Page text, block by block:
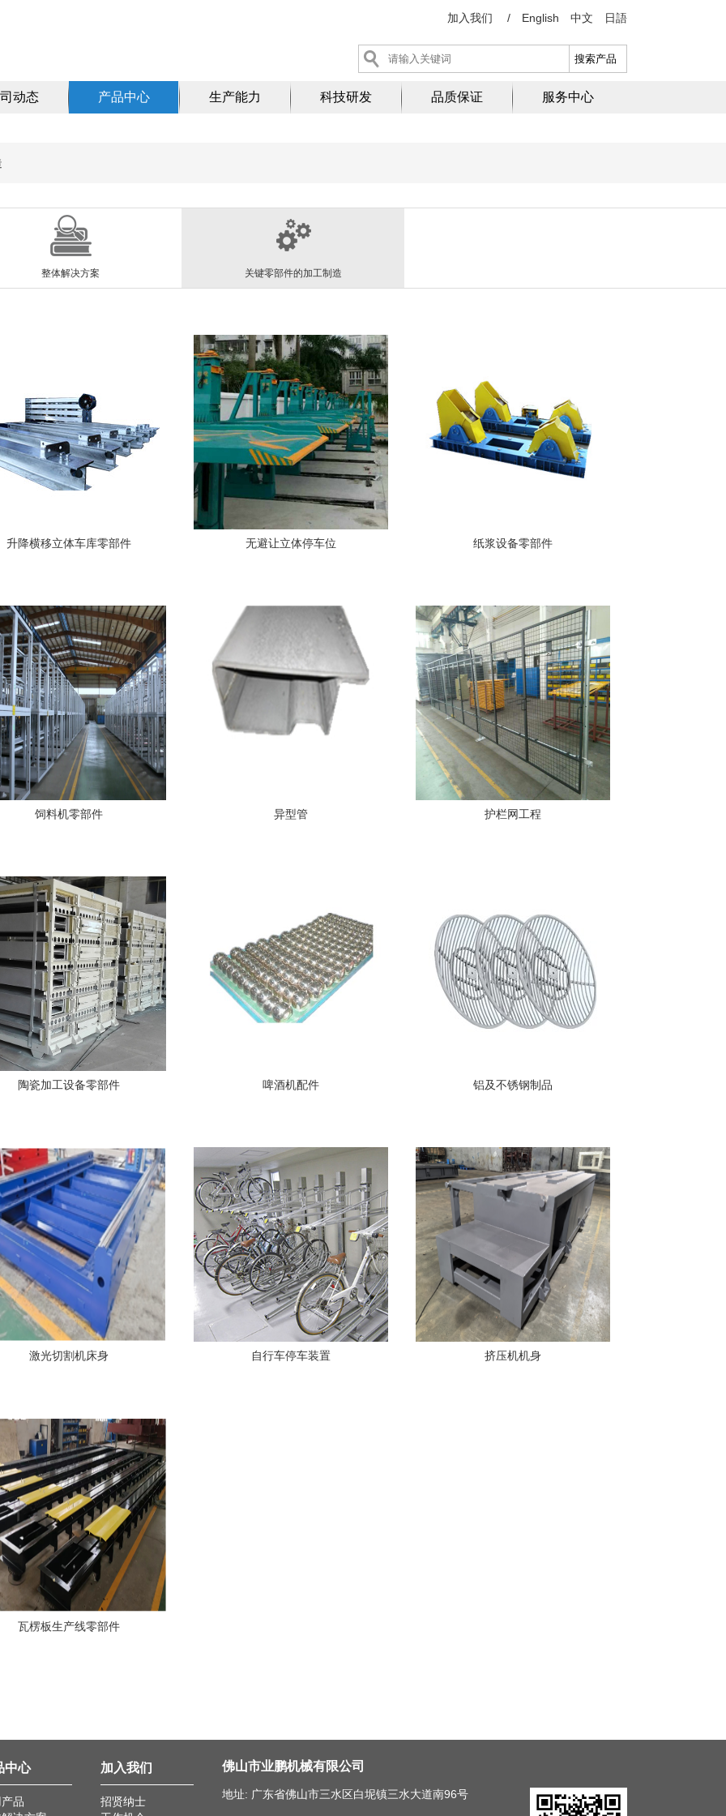
加入我们 / English 中文 日語
动态 产品中心 生产能力 科技研发 品质保证 服务中心
整体解决方案 关键零部件的加工制造
升降横移立体车库零部件 无避让立体停车位 纸浆设备零部件
饲料机零部件 异型管 护栏网工程
陶瓷加工设备零部件 啤酒机配件 铝及不锈钢制品
激光切割机床身 自行车停车装置 挤压机机身
瓦楞板生产线零部件
中心
品
加入我们
招贤纳士
佛山市业鹏机械有限公司
地址: 广东省佛山市三水区白坭镇三水大道南96号